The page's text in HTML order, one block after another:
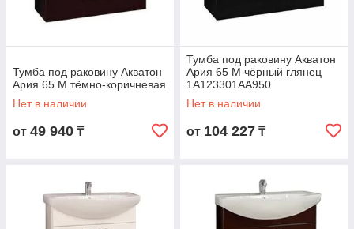
Тумба под раковину Акватон
Ария 65 М тёмно-коричневая
Нет в наличии
от 49 940 ₸
Тумба под раковину Акватон
Ария 65 М чёрный глянец
1A123301AA950
Нет в наличии
от 104 227 ₸